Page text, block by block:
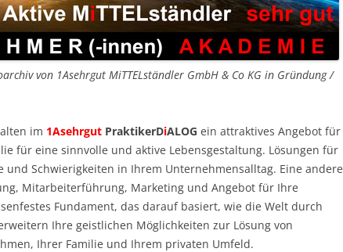
von 1Asehrgut MiTTELständler GmbH & Co KG in Gründung /
im 1Asehrgut PraktikerDiALOG ein attraktives Angebot für
für eine sinnvolle und aktive Lebensgestaltung. Lösungen für
und Schwierigkeiten in Ihrem Unternehmensalltag. Eine andere
Mitarbeiterführung, Marketing und Angebot für Ihre
Fundament, das darauf basiert, wie die Welt durch
Ihre geistlichen Möglichkeiten zur Lösung von
Ihrer Familie und Ihrem privaten Umfeld.